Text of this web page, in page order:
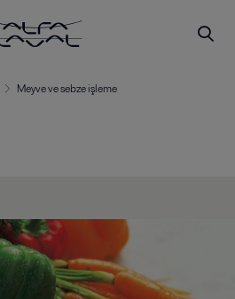
Meyve ve sebze işleme